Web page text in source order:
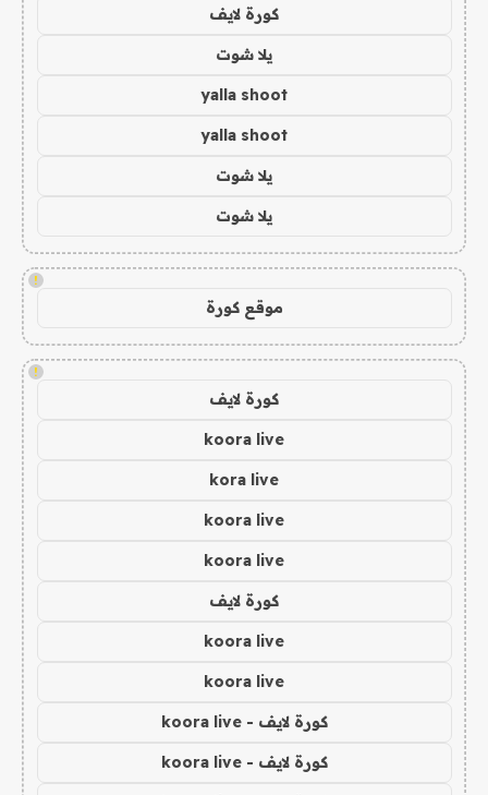
كورة لايف
يلا شوت
yalla shoot
yalla shoot
يلا شوت
يلا شوت
!
موقع كورة
!
كورة لايف
koora live
kora live
koora live
koora live
كورة لايف
koora live
koora live
كورة لايف - koora live
كورة لايف - koora live